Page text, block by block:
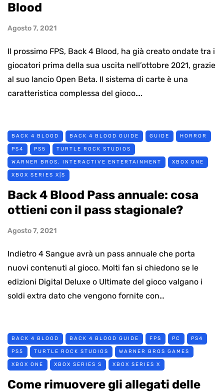
Blood
Agosto 7, 2021
Il prossimo FPS, Back 4 Blood, ha già creato ondate tra i
giocatori prima della sua uscita nell’ottobre 2021, grazie
al suo lancio Open Beta. Il sistema di carte è una
caratteristica complessa del gioco….
BACK 4 BLOOD BACK 4 BLOOD GUIDE GUIDE HORROR
PS4 PS5 TURTLE ROCK STUDIOS
WARNER BROS. INTERACTIVE ENTERTAINMENT XBOX ONE
XBOX SERIES X|S
Back 4 Blood Pass annuale: cosa
ottieni con il pass stagionale?
Agosto 7, 2021
Indietro 4 Sangue avrà un pass annuale che porta
nuovi contenuti al gioco. Molti fan si chiedono se le
edizioni Digital Deluxe o Ultimate del gioco valgano i
soldi extra dato che vengono fornite con…
BACK 4 BLOOD BACK 4 BLOOD GUIDE FPS PC PS4
PS5 TURTLE ROCK STUDIOS WARNER BROS GAMES
XBOX ONE XBOX SERIES S XBOX SERIES X
Come rimuovere gli allegati delle